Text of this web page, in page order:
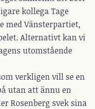
kollega Tage
med Vänsterpartiet,
Alternativt kan vi
utomstående
verkligen vill se en
utan att ännu en
Rosenberg svek sina